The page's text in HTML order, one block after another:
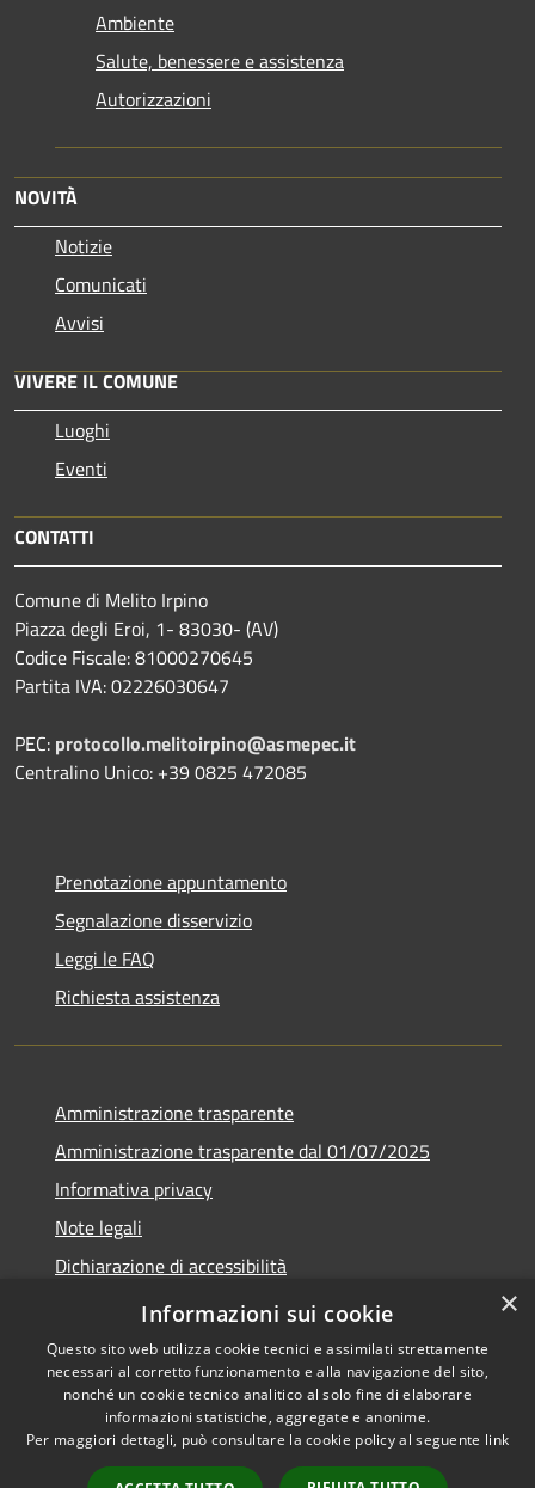
Ambiente
Salute, benessere e assistenza
Autorizzazioni
NOVITÀ
Notizie
Comunicati
Avvisi
VIVERE IL COMUNE
Luoghi
Eventi
CONTATTI
Comune di Melito Irpino
Piazza degli Eroi, 1- 83030- (AV)
Codice Fiscale: 81000270645
Partita IVA: 02226030647
PEC: protocollo.melitoirpino@asmepec.it
Centralino Unico: +39 0825 472085
Prenotazione appuntamento
Segnalazione disservizio
Leggi le FAQ
Richiesta assistenza
Amministrazione trasparente
Amministrazione trasparente dal 01/07/2025
Informativa privacy
Note legali
Dichiarazione di accessibilità
Whistleblowing
Accessibilità
Copyright © 2026 • Comune di
Melito Irpino • Powered by
Municipium• Accesso
×
Informazioni sui cookie
Questo sito web utilizza cookie tecnici e assimilati strettamente
necessari al corretto funzionamento e alla navigazione del sito,
nonché un cookie tecnico analitico al solo fine di elaborare
informazioni statistiche, aggregate e anonime.
Per maggiori dettagli, può consultare la cookie policy al seguente link